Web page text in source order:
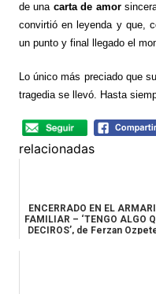
de una carta de amor
convirtió en leyenda y que,
un punto y final llegado el
Lo único más preciado que
tragedia se llevó. Hasta
relacionadas
ENCERRADO EN EL
FAMILIAR – ‘TENGO ALGO
DECIROS’, de Ferzan